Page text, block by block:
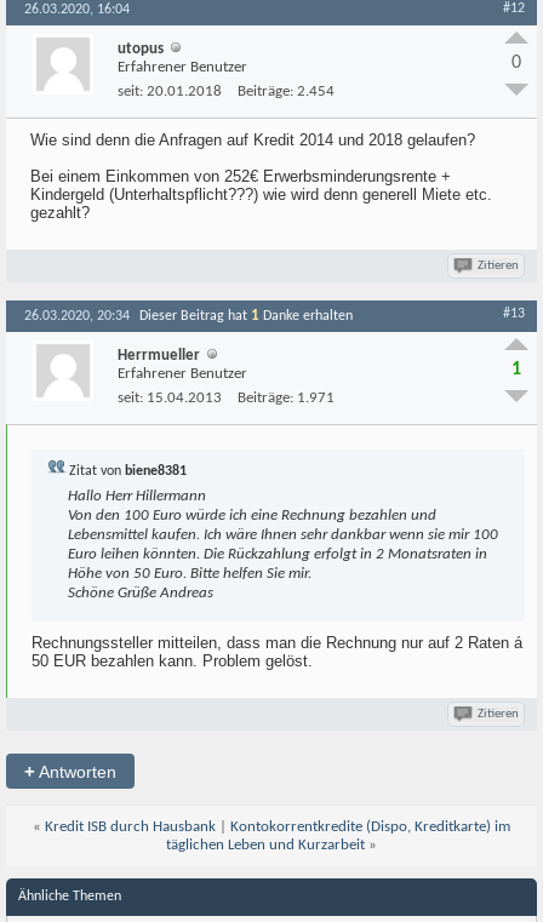
26.03.2020, 16:04 #12
utopus
Erfahrener Benutzer
seit: 20.01.2018 Beiträge: 2.454
0
Wie sind denn die Anfragen auf Kredit 2014 und 2018 gelaufen?
Bei einem Einkommen von 252€ Erwerbsminderungsrente +
Kindergeld (Unterhaltspflicht???) wie wird denn generell Miete etc.
gezahlt?
Zitieren
26.03.2020, 20:34 Dieser Beitrag hat 1 Danke erhalten #13
Herrmueller
Erfahrener Benutzer
seit: 15.04.2013 Beiträge: 1.971
1
Zitat von biene8381
Hallo Herr Hillermann
Von den 100 Euro würde ich eine Rechnung bezahlen und
Lebensmittel kaufen. Ich wäre Ihnen sehr dankbar wenn sie mir 100
Euro leihen könnten. Die Rückzahlung erfolgt in 2 Monatsraten in
Höhe von 50 Euro. Bitte helfen Sie mir.
Schöne Grüße Andreas
Rechnungssteller mitteilen, dass man die Rechnung nur auf 2 Raten á
50 EUR bezahlen kann. Problem gelöst.
Zitieren
+Antworten
« Kredit ISB durch Hausbank
Kontokorrentkredite (Dispo, Kreditkarte) im
täglichen Leben und Kurzarbeit »
Ähnliche Themen